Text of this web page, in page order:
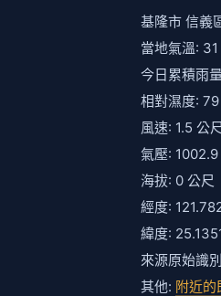
基隆市 信義
當地氣溫:
今日累積雨
相對濕度: 79
風速: 1.5 公
氣壓: 1002.9
海拔: 0 公尺
經度:
緯度:
來源原始識
其他: 附近的